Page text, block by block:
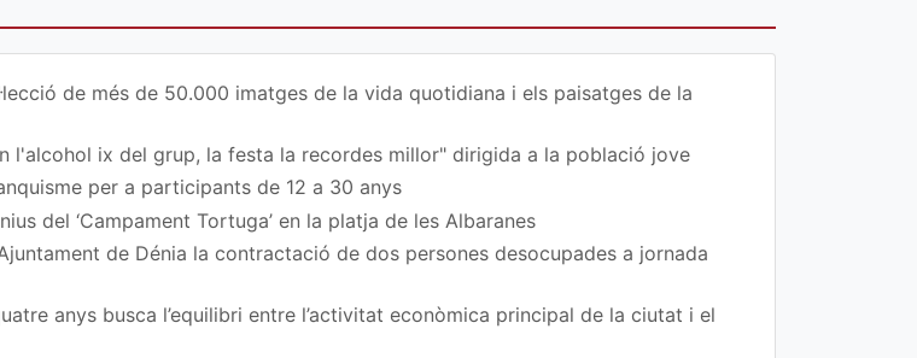
de més de 50.000 imatges de la vida quotidiana i els paisatges de la
l'alcohol ix del grup, la festa la recordes millor" dirigida a la població jove
per a participants de 12 a 30 anys
del ‘Campament Tortuga’ en la platja de les Albaranes
de Dénia la contractació de dos persones desocupades a jornada
anys busca l’equilibri entre l’activitat econòmica principal de la ciutat i el